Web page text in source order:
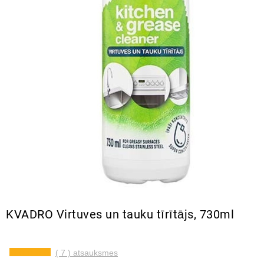
KVADRO Virtuves un tauku tīrītājs, 730ml
( 7 ) atsauksmes